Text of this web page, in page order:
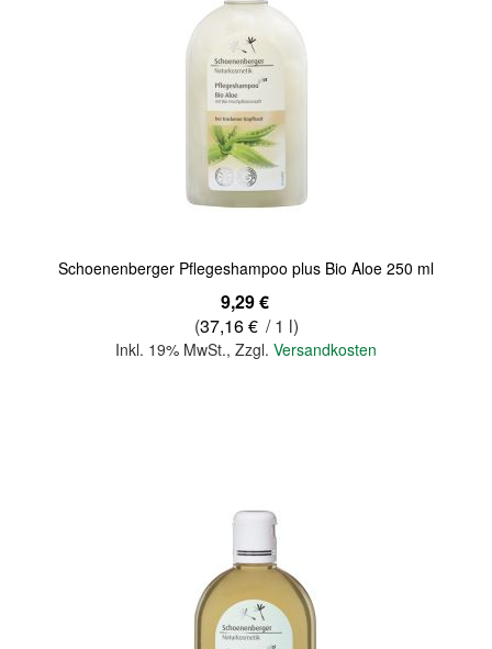
Schoenenberger Pflegeshampoo plus Bio Aloe 250 ml
9,29 €
(37,16 € / 1 l)
Inkl. 19% MwSt., Zzgl. Versandkosten